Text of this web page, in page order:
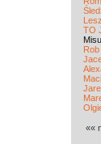
TO
««